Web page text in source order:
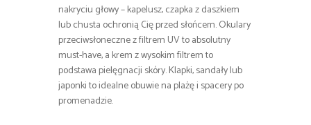
nakryciu głowy – kapelusz, czapka z daszkiem
lub chusta ochronią Cię przed słońcem. Okulary
przeciwsłoneczne z filtrem UV to absolutny
must-have, a krem z wysokim filtrem to
podstawa pielęgnacji skóry. Klapki, sandały lub
japonki to idealne obuwie na plażę i spacery po
promenadzie.